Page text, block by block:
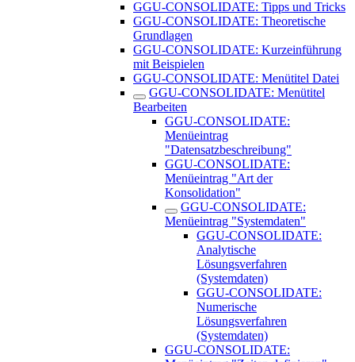
GGU-CONSOLIDATE: Tipps und Tricks
GGU-CONSOLIDATE: Theoretische
Grundlagen
GGU-CONSOLIDATE: Kurzeinführung
mit Beispielen
GGU-CONSOLIDATE: Menütitel Datei
GGU-CONSOLIDATE: Menütitel
Bearbeiten
GGU-CONSOLIDATE:
Menüeintrag
"Datensatzbeschreibung"
GGU-CONSOLIDATE:
Menüeintrag "Art der
Konsolidation"
GGU-CONSOLIDATE:
Menüeintrag "Systemdaten"
GGU-CONSOLIDATE:
Analytische
Lösungsverfahren
(Systemdaten)
GGU-CONSOLIDATE:
Numerische
Lösungsverfahren
(Systemdaten)
GGU-CONSOLIDATE: